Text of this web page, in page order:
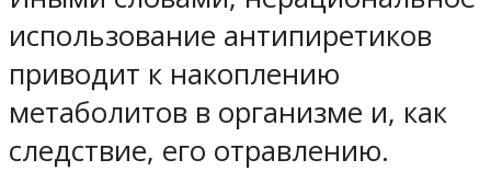
использование антипиретиков
приводит к накоплению
метаболитов в организме и, как
следствие, его отравлению.